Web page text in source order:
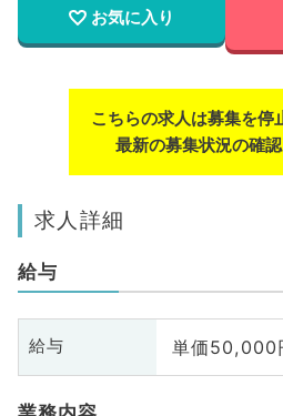
お気に入り
こちらの求人は募集を停
最新の募集状況の確認
求人詳細
給与
給与 単価50,000